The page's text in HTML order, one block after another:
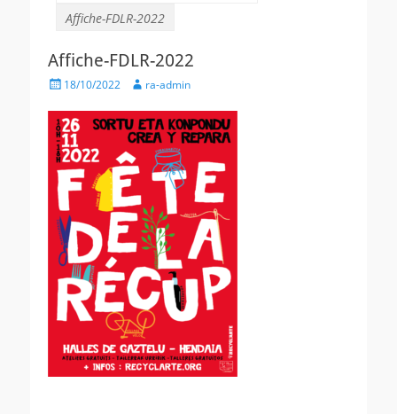
Affiche-FDLR-2022
Affiche-FDLR-2022
Posted18/10/2022 Authorra-admin